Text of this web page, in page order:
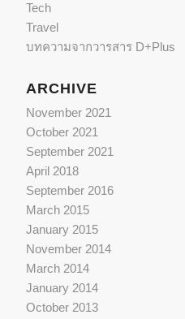
Tech
Travel
บทความจากวารสาร D+Plus
ARCHIVE
November 2021
October 2021
September 2021
April 2018
September 2016
March 2015
January 2015
November 2014
March 2014
January 2014
October 2013